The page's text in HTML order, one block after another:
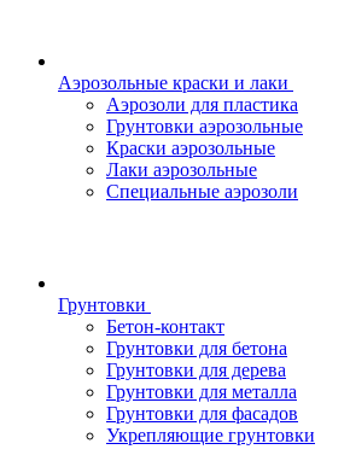
Аэрозольные краски и лаки
Аэрозоли для пластика
Грунтовки аэрозольные
Краски аэрозольные
Лаки аэрозольные
Специальные аэрозоли
Грунтовки
Бетон-контакт
Грунтовки для бетона
Грунтовки для дерева
Грунтовки для металла
Грунтовки для фасадов
Укрепляющие грунтовки